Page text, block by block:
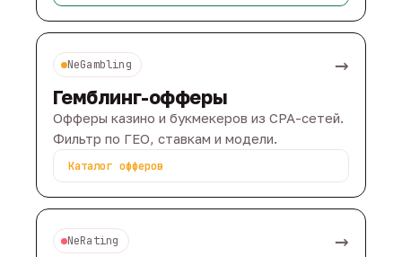
NeGambling →
Гемблинг-офферы
Офферы казино и букмекеров из CPA-сетей.
Фильтр по ГЕО, ставкам и модели.
Каталог офферов
NeRating →